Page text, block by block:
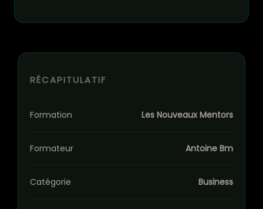
RÉCAPITULATIF
Formation Les Nouveaux Mentors
Formateur Antoine Bm
Catégorie Business